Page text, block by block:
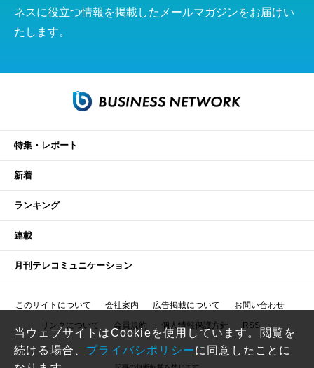
ネスに役立つ情報を掲載したメールマガジンをお届けい
たします。
特集・レポート
新着
ランキング
連載
月刊テレコミュニケーション
このサイトについて 会社案内 広告掲載について お問い合わせ
リンクについて 会員規約 個人情報保護方針 RSS
当ウェブサイトはCookieを使用しています。閲覧を
続ける場合、 プライバシポリシーに同意したことに